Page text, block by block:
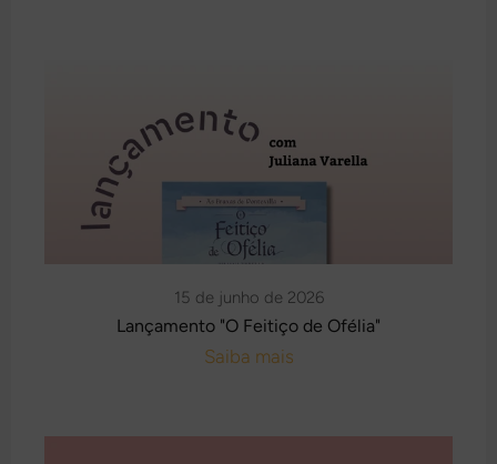
15 de junho de 2026
Lançamento "O Feitiço de Ofélia"
Saiba mais